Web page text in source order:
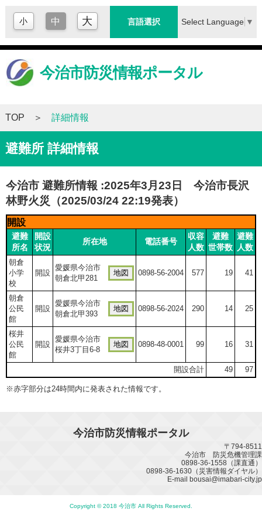
小 中 大 言語選択 Select Language ▼
今治市防災情報ポータル
TOP 詳細情報
避難所 詳細情報
今治市 避難所情報 :2025年3月23日 今治市長沢
林野火災（2025/03/24 22:19発表）
開設
避難
所名
開設
状況
所在地 電話番号
収容
人数
避難
世帯数
避難
人数
朝倉
小学
校
開設
愛媛県今治市
朝倉北甲281
地図 0898-56-2004 577 19 41
朝倉
公民
館
開設
愛媛県今治市
朝倉北甲393
地図 0898-56-2024 290 14 25
桜井
公民
館
開設
愛媛県今治市
桜井3丁目6-8
地図 0898-48-0001 99 16 31
開設合計 49 97
※赤字部分は24時間内に発表された情報です。
今治市防災情報ポータル
〒794-8511
今治市 防災危機管理課
0898-36-1558（課直通）
0898-36-1630（災害情報ダイヤル）
E-mail bousai@imabari-city.jp
Copyright © 2018 今治市 All Rights Reserved.